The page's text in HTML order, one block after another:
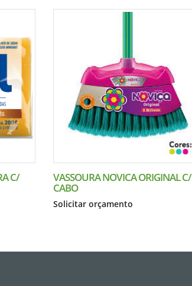
C/ VASSOURA NOVICA ORIGINAL C/
CABO
Solicitar orçamento